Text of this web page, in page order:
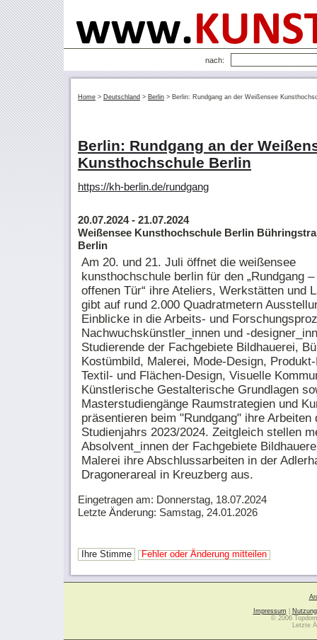
nach:
Home > Deutschland > Berlin > Berlin: Rundgang an der Weißensee
Berlin: Rundgang an der
Kunsthochschule Berlin
https://kh-berlin.de/rundgang
20.07.2024 - 21.07.2024
Weißensee Kunsthochschule Berlin
Berlin
Am 20. und 21. Juli öffnet die weißensee
kunsthochschule berlin für den „Rundgang –
offenen Tür“ ihre Ateliers, Werkstätten und
gibt auf rund 2.000 Quadratmetern
Einblicke in die Arbeits- und
Nachwuchskünstler_innen und -
Studierende der Fachgebiete Bildhauerei,
Kostümbild, Malerei, Mode-Design,
Textil- und Flächen-Design, Visuelle
Künstlerische Gestalterische Grundlagen
Masterstudiengänge Raumstrategien und
präsentieren beim "Rundgang" ihre Arbeiten
Studienjahrs 2023/2024. Zeitgleich stellen
Absolvent_innen der Fachgebiete
Malerei ihre Abschlussarbeiten in der
Dragonerareal in Kreuzberg aus.
Eingetragen am: Donnerstag, 18.07.2024
Letzte Änderung: Samstag, 24.01.2026
Ihre Stimme Fehler oder Änderung mitteilen
Impressum
© 2006
Letzte